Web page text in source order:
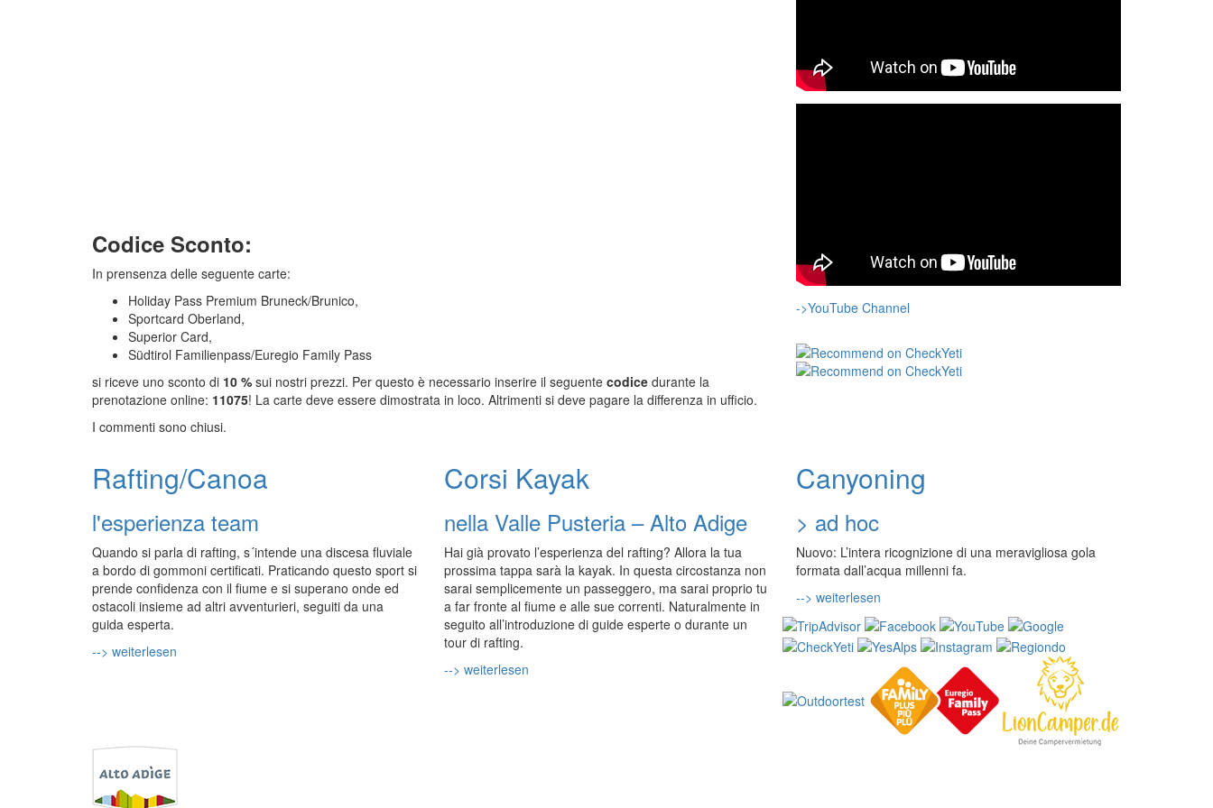
Codice Sconto:
In prensenza delle seguente carte:
Holiday Pass Premium Bruneck/Brunico,
Sportcard Oberland,
Superior Card,
Südtirol Familienpass/Euregio Family Pass
si riceve uno sconto di 10 % sui nostri prezzi. Per questo è necessario inserire il seguente codice durante la
prenotazione online: 11075! La carte deve essere dimostrata in loco. Altrimenti si deve pagare la differenza in ufficio.
I commenti sono chiusi.
->YouTube Channel
Rafting/Canoa
l'esperienza team
Quando si parla di rafting, s´intende una discesa fluviale
a bordo di gommoni certificati. Praticando questo sport si
prende confidenza con il fiume e si superano onde ed
ostacoli insieme ad altri avventurieri, seguiti da una
guida esperta.
--> weiterlesen
Corsi Kayak
nella Valle Pusteria – Alto Adige
Hai già provato l’esperienza del rafting? Allora la tua
prossima tappa sarà la kayak. In questa circostanza non
sarai semplicemente un passeggero, ma sarai proprio tu
a far fronte al fiume e alle sue correnti. Naturalmente in
seguito all’introduzione di guide esperte o durante un
tour di rafting.
--> weiterlesen
Canyoning
> ad hoc
Nuovo: L’intera ricognizione di una meravigliosa gola
formata dall’acqua millenni fa.
--> weiterlesen